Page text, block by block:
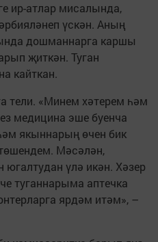
ир-атлар мисалында,
үскән. Аның
дошманнарга каршы
җиткән. Туган
кайткан.
тели. «Минем хәтерем һәм
медицина эше буенча
якыннарың өчен бик
Мәсәлән,
үлә икән. Хәзер
туганнарыма аптечка
ярдәм итәм», –